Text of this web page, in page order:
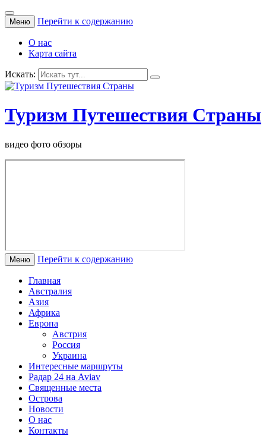
Меню Перейти к содержанию
О нас
Карта сайта
Искать:
Туризм Путешествия Страны
видео фото обзоры
Меню Перейти к содержанию
Главная
Австралия
Азия
Африка
Европа
Австрия
Россия
Украина
Интересные маршруты
Радар 24 на Aviav
Священные места
Острова
Новости
О нас
Контакты